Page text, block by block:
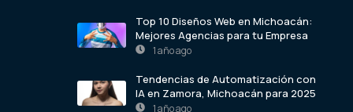
Top 10 Diseños Web en Michoacán:
Mejores Agencias para tu Empresa
1 año ago
Tendencias de Automatización con
IA en Zamora, Michoacán para 2025
1 año ago